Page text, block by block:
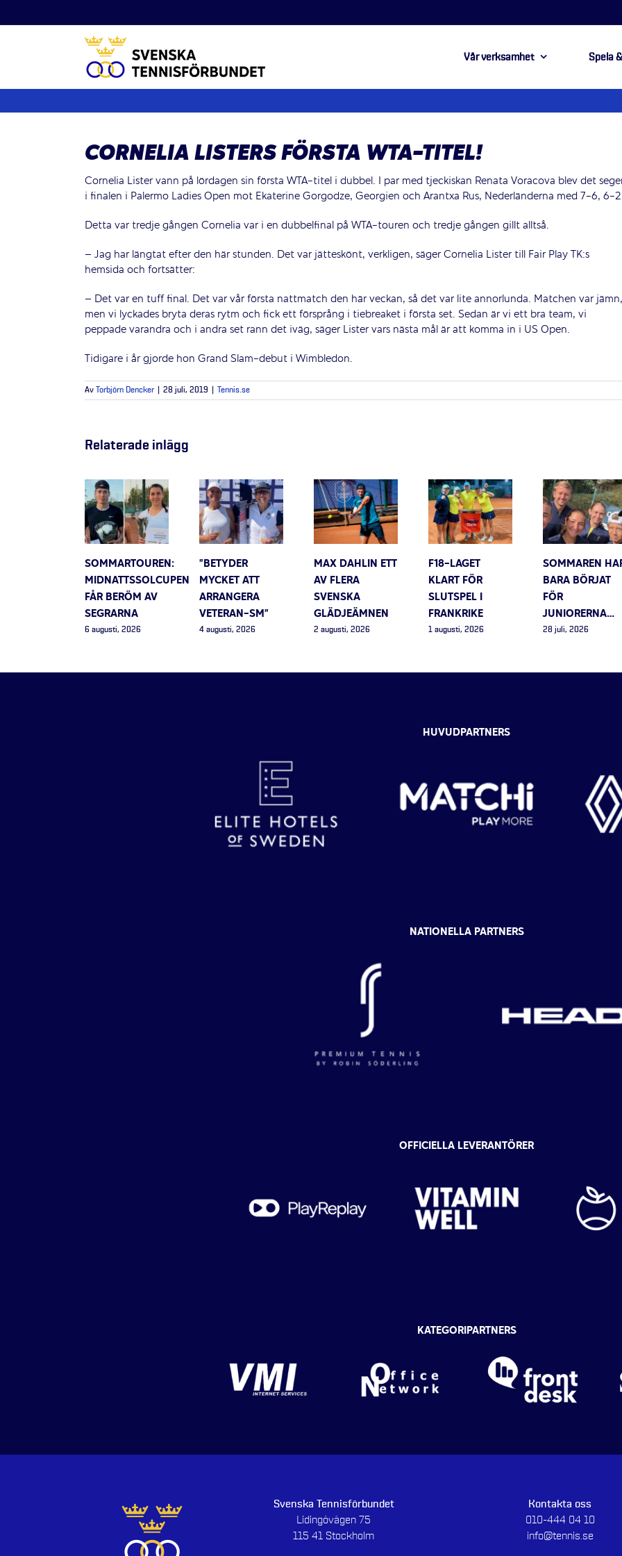
till
Vår verksamhet Spela
CORNELIA LISTERS FÖRSTA WTA-TITEL!
Cornelia Lister vann på lördagen sin första WTA-titel i dubbel. I par med tjeckiskan Renata Voracova blev det
i finalen i Palermo Ladies Open mot Ekaterine Gorgodze, Georgien och Arantxa Rus, Nederländerna med 7-6, 6-
Detta var tredje gången Cornelia var i en dubbelfinal på WTA-touren och tredje gången gillt alltså.
– Jag har längtat efter den här stunden. Det var jätteskönt, verkligen, säger Cornelia Lister till Fair Play TK:s
hemsida och fortsätter:
– Det var en tuff final. Det var vår första nattmatch den här veckan, så det var lite annorlunda. Matchen var jämn,
men vi lyckades bryta deras rytm och fick ett försprång i tiebreaket i första set. Sedan är vi ett bra team, vi
peppade varandra och i andra set rann det iväg, säger Lister vars nästa mål är att komma in i US Open.
Tidigare i år gjorde hon Grand Slam-debut i Wimbledon.
Av Torbjörn Dencker 28 juli, 2019 Tennis.se
Relaterade inlägg
SOMMARTOUREN:
MIDNATTSSOLCUPEN
FÅR BERÖM AV
SEGRARNA
6 augusti, 2026
”BETYDER
MYCKET ATT
ARRANGERA
VETERAN-SM”
4 augusti, 2026
MAX DAHLIN ETT
AV FLERA
SVENSKA
GLÄDJEÄMNEN
2 augusti, 2026
F18-LAGET
KLART FÖR
SLUTSPEL I
FRANKRIKE
1 augusti, 2026
SOMMAREN
BARA BÖRJAT
FÖR
JUNIORERNA…
28 juli, 2026
HUVUDPARTNERS
NATIONELLA PARTNERS
OFFICIELLA LEVERANTÖRER
KATEGORIPARTNERS
Svenska Tennisförbundet
Lidingövägen 75
115 41 Stockholm
Kontakta oss
010-444 04 10
info@tennis.se